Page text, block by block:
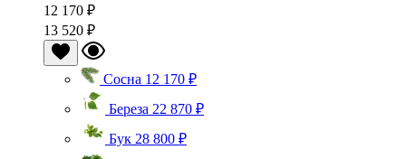
12 170 ₽
13 520 ₽
Сосна 12 170 ₽
Береза 22 870 ₽
Бук 28 800 ₽